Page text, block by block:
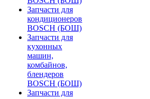
Запчасти для
кондиционеров
BOSCH (БОШ)
Запчасти для
кухонных
машин,
комбайнов,
блендеров
BOSCH (БОШ)
Запчасти для